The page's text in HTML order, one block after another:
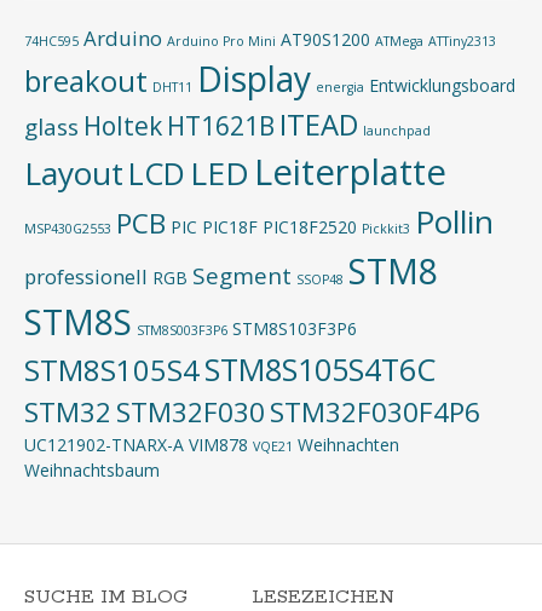
74HC595 Arduino Arduino Pro Mini AT90S1200 ATMega ATTiny2313
breakout DHT11 Display energia Entwicklungsboard
glass Holtek HT1621B ITEAD launchpad
Layout LCD LED Leiterplatte
MSP430G2553 PCB PIC PIC18F PIC18F2520 Pickkit3 Pollin
professionell RGB Segment SSOP48 STM8
STM8S STM8S003F3P6 STM8S103F3P6
STM8S105S4STM8S105S4T6C
STM32 STM32F030STM32F030F4P6
UC121902-TNARX-A VIM878 VQE21 Weihnachten
Weihnachtsbaum
SUCHE IM BLOG LESEZEICHEN